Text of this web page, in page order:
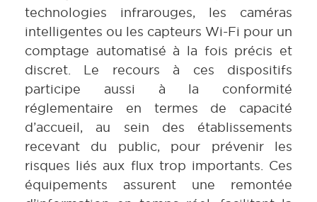
technologies infrarouges, les caméras
intelligentes ou les capteurs Wi-Fi pour un
comptage automatisé à la fois précis et
discret. Le recours à ces dispositifs
participe aussi à la conformité
réglementaire en termes de capacité
d’accueil, au sein des établissements
recevant du public, pour prévenir les
risques liés aux flux trop importants. Ces
équipements assurent une remontée